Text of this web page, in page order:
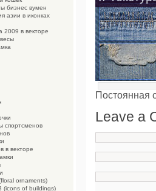
Постоянная
Leave a
бизнес вумен
азии в иконках
2009 в векторе
спортсменов
в векторе
ornaments)
(icons of buildings)